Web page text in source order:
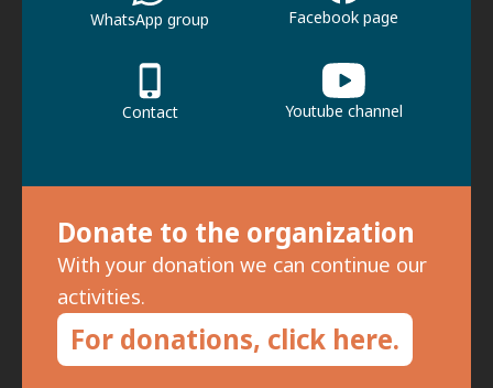
Donate to the organization
With your donation we can continue our
activities.
For donations, click here.
WhatsApp group Facebook page
Contact Youtube channel